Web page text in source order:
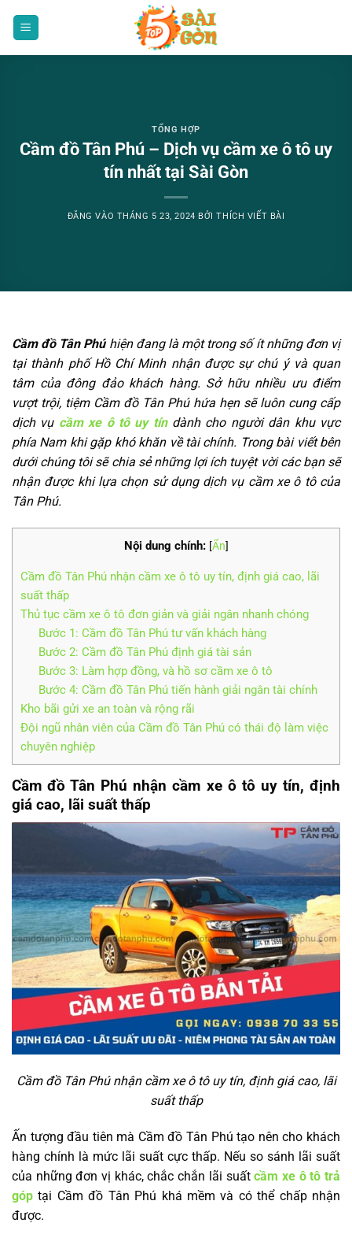
TỔNG HỢP
Cầm đồ Tân Phú – Dịch vụ cầm xe ô tô uy
tín nhất tại Sài Gòn
ĐĂNG VÀO THÁNG 5 23, 2024 BỞITHÍCH VIẾT BÀI
Cầm đồ Tân Phú hiện đang là một trong số ít những đơn vị
tại thành phố Hồ Chí Minh nhận được sự chú ý và quan
tâm của đông đảo khách hàng. Sở hữu nhiều ưu điểm
vượt trội, tiệm Cầm đồ Tân Phú hứa hẹn sẽ luôn cung cấp
dịch vụ cầm xe ô tô uy tíndành cho người dân khu vực
phía Nam khi gặp khó khăn về tài chính. Trong bài viết bên
dưới chúng tôi sẽ chia sẻ những lợi ích tuyệt vời các bạn sẽ
nhận được khi lựa chọn sử dụng dịch vụ cầm xe ô tô của
Tân Phú.
Nội dung chính: [Ẩn]
Cầm đồ Tân Phú nhận cầm xe ô tô uy tín, định giá cao, lãi
suất thấp
Thủ tục cầm xe ô tô đơn giản và giải ngân nhanh chóng
Bước 1: Cầm đồ Tân Phú tư vấn khách hàng
Bước 2: Cầm đồ Tân Phú định giá tài sản
Bước 3: Làm hợp đồng, và hồ sơ cầm xe ô tô
Bước 4: Cầm đồ Tân Phú tiến hành giải ngân tài chính
Kho bãi gửi xe an toàn và rộng rãi
Đội ngũ nhân viên của Cầm đồ Tân Phú có thái độ làm việc
chuyên nghiệp
Cầm đồ Tân Phú nhận cầm xe ô tô uy tín, định
giá cao, lãi suất thấp
Cầm đồ Tân Phú nhận cầm xe ô tô uy tín, định giá cao, lãi
suất thấp
Ấn tượng đầu tiên mà Cầm đồ Tân Phú tạo nên cho khách
hàng chính là mức lãi suất cực thấp. Nếu so sánh lãi suất
của những đơn vị khác, chắc chắn lãi suấtcầm xe ô tô trả
góp tại Cầm đồ Tân Phú khá mềm và có thể chấp nhận
được.